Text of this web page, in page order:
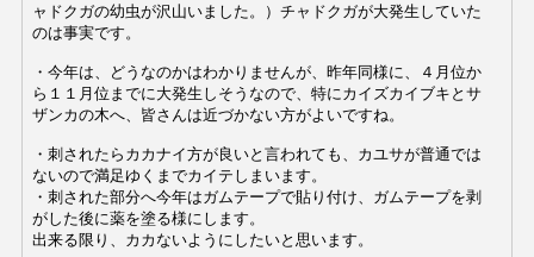
ャドクガの幼虫が沢山いました。）チャドクガが大発生していた
のは事実です。
・今年は、どうなのかはわかりませんが、昨年同様に、４月位か
ら１１月位までに大発生しそうなので、特にカイズカイブキとサ
ザンカの木へ、皆さんは近づかない方がよいですね。
・刺されたらカカナイ方が良いと言われても、カユサが普通では
ないので満足ゆくまでカイテしまいます。
・ 刺された部分へ今年はガムテープで貼り付け、ガムテープを剥
がした後に薬を塗る様にします。
出来る限り、カカないようにしたいと思います。